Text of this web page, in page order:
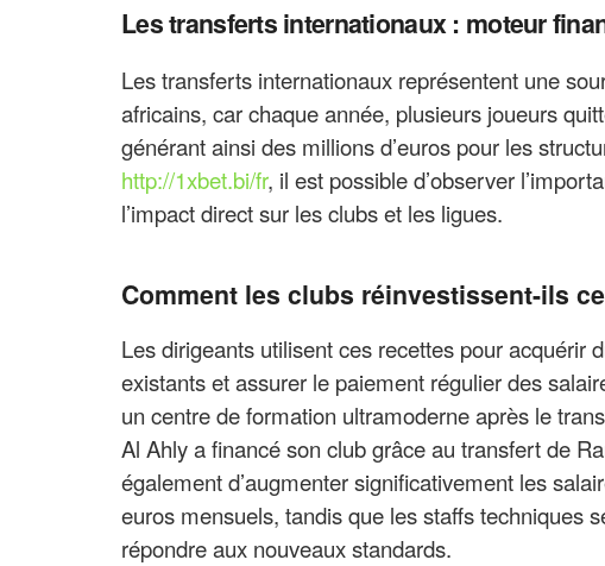
Les transferts internationaux : moteur
Les transferts internationaux représentent une
africains, car chaque année, plusieurs joueurs
générant ainsi des millions d’euros pour les
http://1xbet.bi/fr, il est possible d’observer
l’impact direct sur les clubs et les ligues.
Comment les clubs réinvestissent-ils
Les dirigeants utilisent ces recettes pour acquérir
existants et assurer le paiement régulier des
un centre de formation ultramoderne après le
Al Ahly a financé son club grâce au transfert de
également d’augmenter significativement les
euros mensuels, tandis que les staffs techniques
répondre aux nouveaux standards.